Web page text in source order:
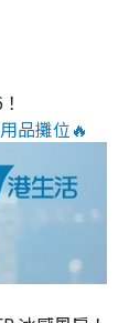
品攤位🔥